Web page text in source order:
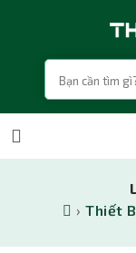
›Thiết